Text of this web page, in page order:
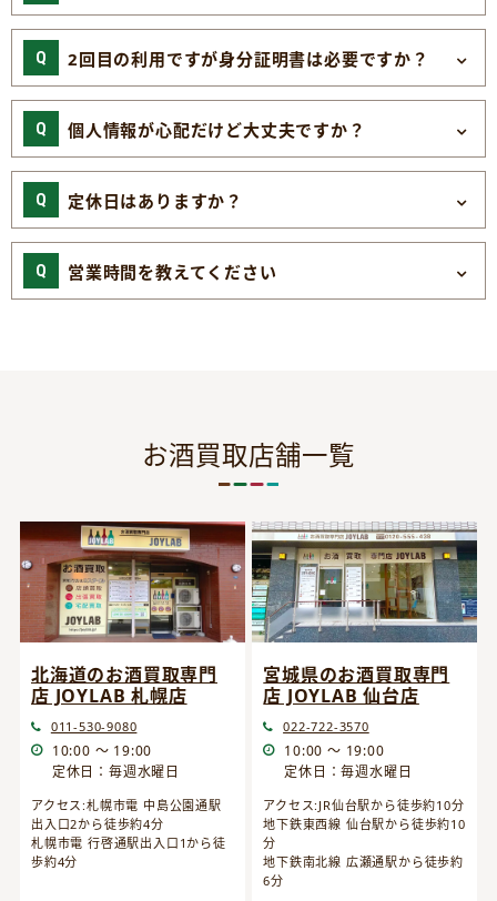
2回目の利用ですが身分証明書は必要ですか？
個人情報が心配だけど大丈夫ですか？
定休日はありますか？
営業時間を教えてください
お酒買取店舗一覧
北海道のお酒買取専門
店 JOYLAB 札幌店
011-530-9080
10:00 ～ 19:00
定休日：毎週水曜日
アクセス:札幌市電 中島公園通駅
出入口2から徒歩約4分
札幌市電 行啓通駅出入口1から徒
歩約4分
宮城県のお酒買取専門
店 JOYLAB 仙台店
022-722-3570
10:00 ～ 19:00
定休日：毎週水曜日
アクセス:JR仙台駅から徒歩約10分
地下鉄東西線 仙台駅から徒歩約10
分
地下鉄南北線 広瀬通駅から徒歩約
6分